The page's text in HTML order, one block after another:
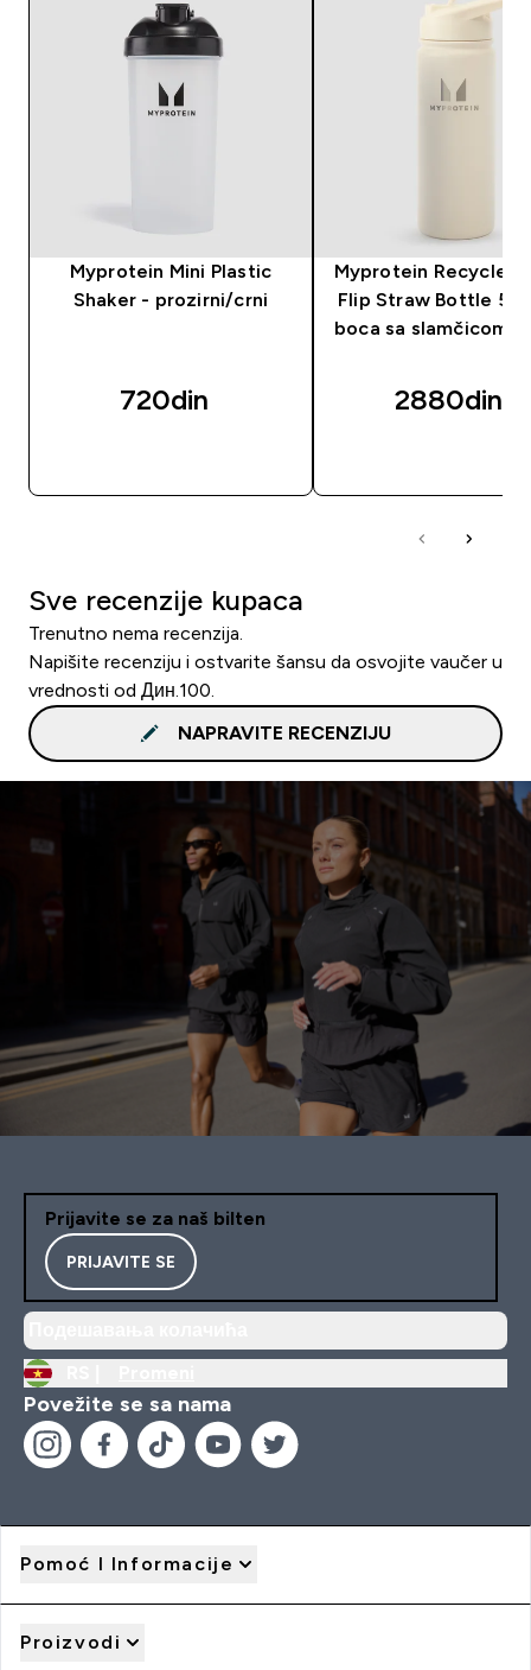
Myprotein Mini Plastic
Shaker - prozirni/crni
720din‎
Myprotein Recycled
Flip Straw Bottle
boca sa slamčicom −
2880din‎
Sve recenzije kupaca
Trenutno nema recenzija.
Napišite recenziju i ostvarite šansu da osvojite vaučer u
vrednosti od Дин.100.
NAPRAVITE RECENZIJU
Prijavite se za naš bilten
PRIJAVITE SE
Povežite se sa nama
Pomoć I Informacije
Proizvodi